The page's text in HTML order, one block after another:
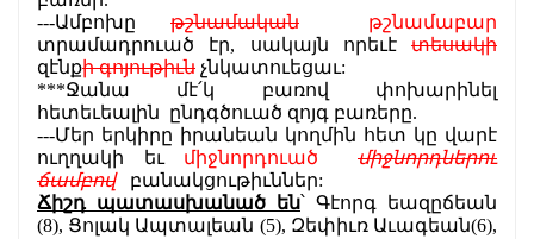
---Ամբոխը թշնամական
թշնամաբար
տրամադրուած էր, սակայն որեւէ տեսակի
զէնքի գոյութիւն չնկատուեցաւ:
***Ջանա մէ՛կ բառով փոխարինել
հետեւեալին  ընդգծուած զոյգ բառերը.
---Մեր երկիրը իրանեան կողմին հետ կը վարէ
ուղղակի եւ միջնորդուած
միջնորդներու
ճամբով
բանակցութիւններ:
Ճիշդ պատասխանած են՝ Գէորգ եազըճեան
(8), Ցոլակ Ապտալեան (5), Զեփիւռ Աւագեան(6),